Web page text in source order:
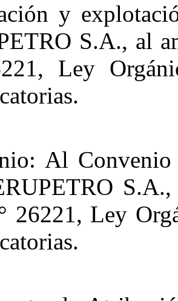
y
S.A., al
Ley
Al
26221, Ley